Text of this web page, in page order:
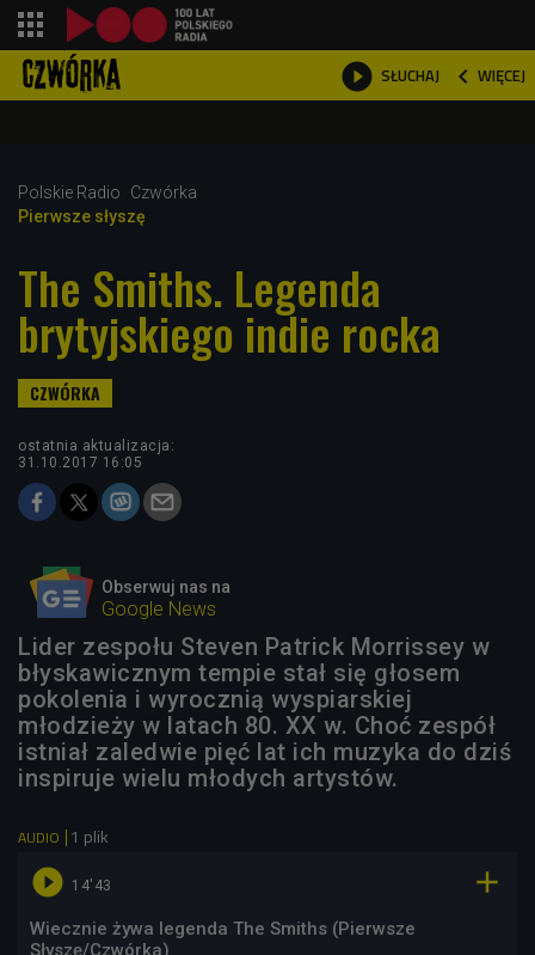
 SŁUCHAJ  WIĘCEJ

Polskie Radio
Czwórka
Pierwsze słyszę
The Smiths. Legenda
brytyjskiego indie rocka
ostatnia aktualizacja:
31.10.2017 16:05
Obserwuj nas na
Google News
Lider zespołu Steven Patrick Morrissey w
błyskawicznym tempie stał się głosem
pokolenia i wyrocznią wyspiarskiej
młodzieży w latach 80. XX w. Choć zespół
istniał zaledwie pięć lat ich muzyka do dziś
inspiruje wielu młodych artystów.
AUDIO 1 plik
 14'43 
Wiecznie żywa legenda The Smiths (Pierwsze
Słyszę/Czwórka)